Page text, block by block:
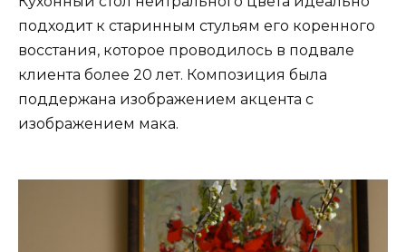
подходит к старинным стульям его коренного
восстания, которое проводилось в подвале
клиента более 20 лет. Композиция была
поддержана изображением акцента с
изображением мака.